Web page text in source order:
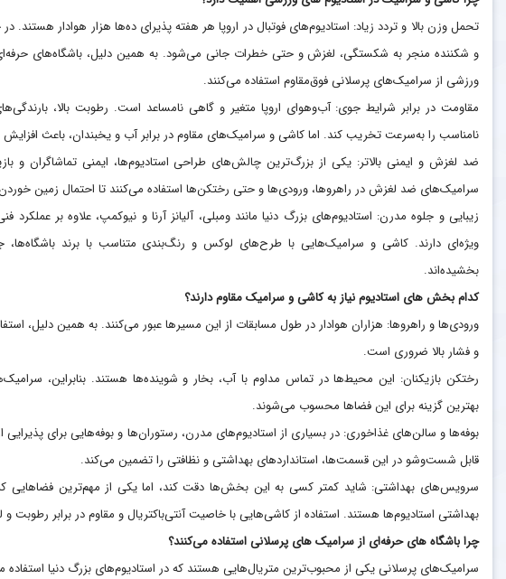
تحمل وزن بالا و تردد زیاد: استادیوم‌های فوتبال در اروپا هر هفته پذیرای ده‌ها هزار هوادار
و شکننده منجر به شکستگی، لغزش و حتی خطرات جانی می‌شود. به همین دلیل، باشگاه‌های
ورزشی از سرامیک‌های پرسلانی فوق‌مقاوم استفاده می‌کنند.
مقاومت در برابر شرایط جوی: آب‌وهوای اروپا متغیر و گاهی نامساعد است. رطوبت بالا،
نامناسب را به‌سرعت تخریب کند. اما کاشی و سرامیک‌های مقاوم در برابر آب و یخبندان، باعث
ضد لغزش و ایمنی بالاتر: یکی از بزرگ‌ترین چالش‌های طراحی استادیوم‌ها، ایمنی تماشاگران و
سرامیک‌های ضد لغزش در راهروها، ورودی‌ها و حتی رختکن‌ها استفاده می‌کنند تا احتمال زمین
زیبایی و جلوه مدرن: استادیوم‌های بزرگ دنیا مانند ومبلی، آلیانز آرنا و نیوکمپ، علاوه بر
ویژه‌ای دارند. کاشی و سرامیک‌هایی با طرح‌های لوکس و رنگ‌بندی متناسب با برند باشگاه‌ها،
بخشیده‌اند.
کدام بخش های استادیوم نیاز به کاشی و سرامیک مقاوم دارند؟
ورودی‌ها و راهروها: هزاران هوادار در طول مسابقات از این مسیرها عبور می‌کنند. به همین دلیل،
و فشار بالا ضروری است.
رختکن بازیکنان: این محیط‌ها در تماس مداوم با آب، بخار و شوینده‌ها هستند. بنابراین،
بهترین گزینه برای این فضاها محسوب می‌شوند.
بوفه‌ها و سالن‌های غذاخوری: در بسیاری از استادیوم‌های مدرن، رستوران‌ها و بوفه‌هایی برای
قابل شست‌وشو در این قسمت‌ها، استانداردهای بهداشتی و نظافتی را تضمین می‌کند.
سرویس‌های بهداشتی: شاید کمتر کسی به این بخش‌ها دقت کند، اما یکی از مهم‌ترین فضاهایی
بهداشتی استادیوم‌ها هستند. استفاده از کاشی‌هایی با خاصیت آنتی‌باکتریال و مقاوم در برابر
چرا باشگاه های حرفه‌ای از سرامیک های پرسلانی استفاده می‌کنند؟
سرامیک‌های پرسلانی یکی از محبوب‌ترین متریال‌هایی هستند که در استادیوم‌های بزرگ دنیا